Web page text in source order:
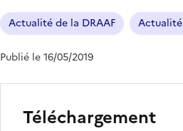
Actualité de la DRAAF
Publié le 16/05/2019
Téléchargement